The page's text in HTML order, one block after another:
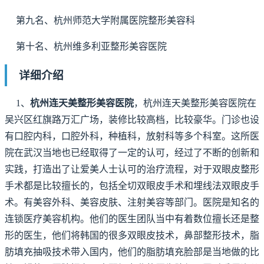
第九名、杭州师范大学附属医院整形美容科
第十名、杭州维多利亚整形美容医院
详细介绍
1、杭州连天美整形美容医院，杭州连天美整形美容医院在
吴兴区红旗路万汇广场，装修比较高档，比较豪华。门诊也设
有口腔内科，口腔外科，种植科，放射科等多个科室。这所医
院在武汉当地也已经取得了一定的认可，经过了不断的创新和
实践，打造出了让爱美人士认可的治疗流程，对于双眼皮整形
手术都是比较擅长的，包括全切双眼皮手术和埋线法双眼皮手
术。有美容外科、美容皮肤、注射美容等部门。医院是知名的
连锁医疗美容机构。他们的医生团队当中有着数位擅长还是整
形的医生，他们将韩国的很多双眼皮技术，鼻部整形技术，脂
肪填充抽吸技术带入国内，他们的脂肪填充脸部是当地做的比